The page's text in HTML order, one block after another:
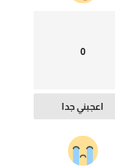
0
اعجبني جدا